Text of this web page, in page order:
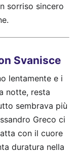
sorriso sincero
Svanisce
lentamente e i
notte, resta
sembrava più
Greco ci
con il cuore
duratura nella